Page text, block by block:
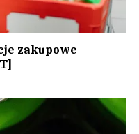
zakupowe